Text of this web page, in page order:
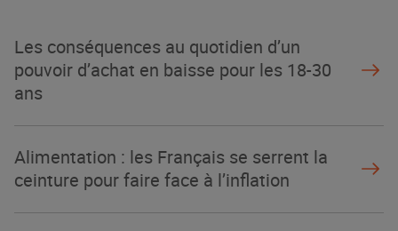
Les conséquences au quotidien d’un
pouvoir d’achat en baisse pour les 18-30
ans
Alimentation : les Français se serrent la
ceinture pour faire face à l’inflation